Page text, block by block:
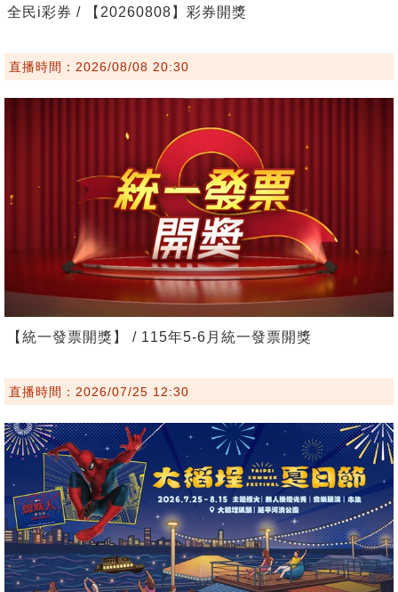
全民i彩券 / 【20260808】彩券開獎
直播時間：2026/08/08 20:30
【統一發票開獎】 / 115年5-6月統一發票開獎
直播時間：2026/07/25 12:30